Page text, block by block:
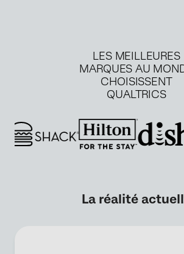
LES MEILLEURES
MARQUES AU
CHOISISSENT
QUALTRICS
La réalité